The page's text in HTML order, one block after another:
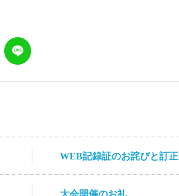
WEB記録証のお詫びと訂正